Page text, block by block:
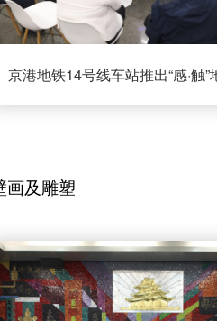
画及雕塑